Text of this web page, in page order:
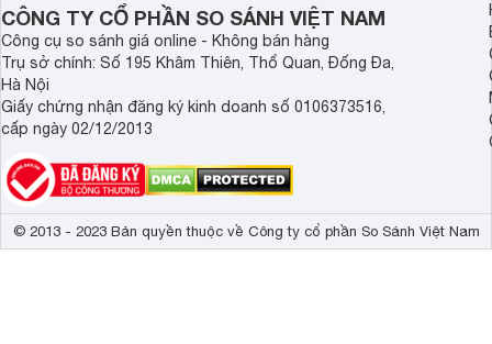
CÔNG TY CỔ PHẦN SO SÁNH VIỆT NAM
Công cụ so sánh giá online - Không bán hàng
Trụ sở chính: Số 195 Khâm Thiên, Thổ Quan, Đống Đa,
Hà Nội
Giấy chứng nhận đăng ký kinh doanh số 0106373516,
cấp ngày 02/12/2013
© 2013 - 2023 Bản quyền thuộc về Công ty cổ phần So Sánh Việt Nam